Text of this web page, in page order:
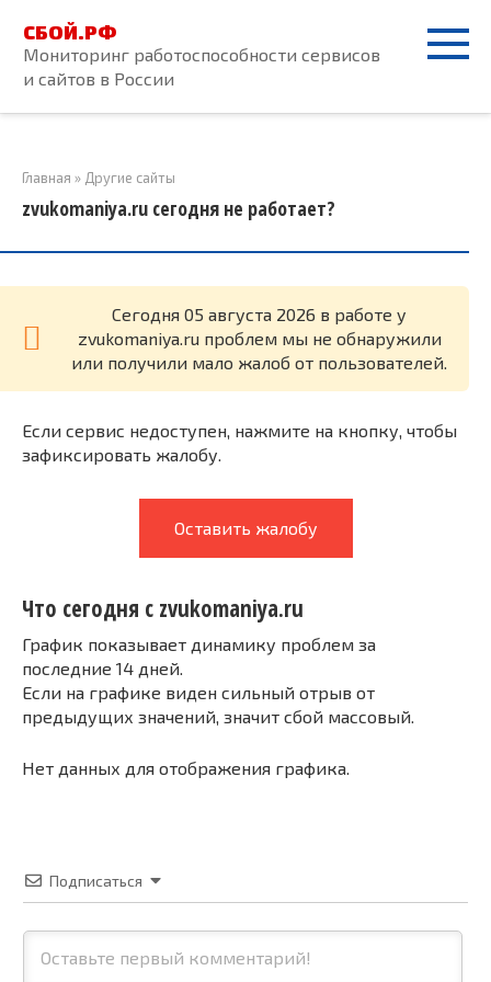
контенту
СБОЙ.РФ
Мониторинг работоспособности сервисов
и сайтов в России
Главная » Другие сайты
zvukomaniya.ru сегодня не работает?
Cегодня 05 августа 2026 в работе у
zvukomaniya.ru проблем мы не обнаружили
или получили мало жалоб от пользователей.
Если сервис недоступен, нажмите на кнопку, чтобы
зафиксировать жалобу.
Оставить жалобу
Что сегодня с zvukomaniya.ru
График показывает динамику проблем за
последние 14 дней.
Если на графике виден сильный отрыв от
предыдущих значений, значит сбой массовый.
Нет данных для отображения графика.
Подписаться